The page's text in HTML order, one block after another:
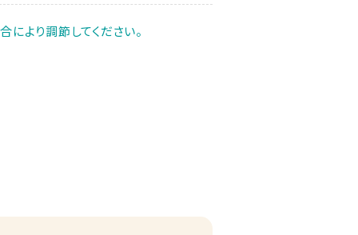
より調節してください。